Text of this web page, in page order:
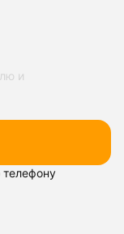
и
телефону